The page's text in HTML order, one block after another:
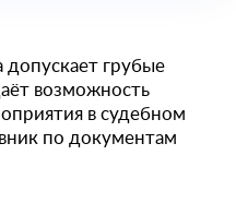
допускает грубые
возможность
в судебном
по документам